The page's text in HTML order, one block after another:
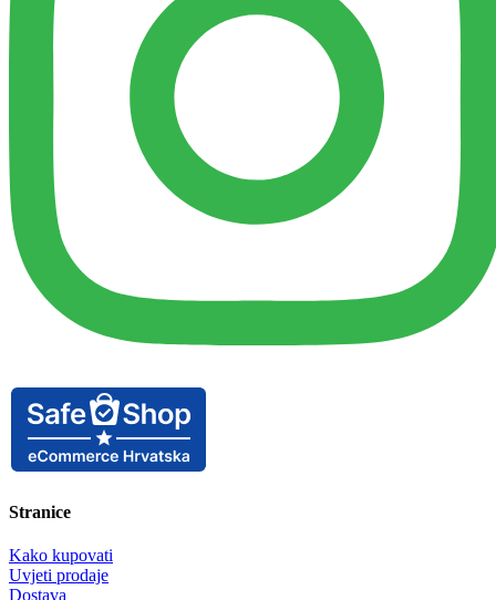
Stranice
Kako kupovati
Uvjeti prodaje
Dostava